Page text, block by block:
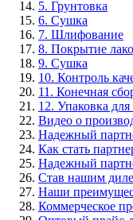
5. Грунтовка
6. Сушка
7. Шлифование
8. Покрытие
9. Сушка
10. Контроль
11. Конечная
12. Упаковка
Видео о
Надежный
Как стать
Надежный
Став нашим
Наши
Коммерческое